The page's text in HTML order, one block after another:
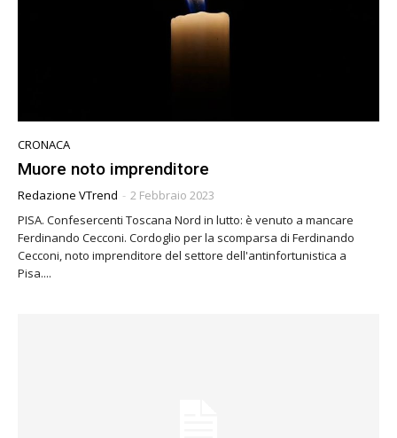
CRONACA
Muore noto imprenditore
Redazione VTrend - 2 Febbraio 2023
PISA. Confesercenti Toscana Nord in lutto: è venuto a mancare
Ferdinando Cecconi. Cordoglio per la scomparsa di Ferdinando
Cecconi, noto imprenditore del settore dell'antinfortunistica a
Pisa....